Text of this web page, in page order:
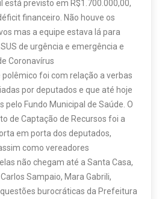
está previsto em R$1.700.000,00,
financeiro. Não houve os
mas a equipe estava lá para
de urgência e emergência e
Coronavírus
foi com relação a verbas
por deputados e que até hoje
pelo Fundo Municipal de Saúde. O
de Captação de Recursos foi a
em porta dos deputados,
como vereadores
não chegam até a Santa Casa,
Sampaio, Mara Gabrili,
burocráticas da Prefeitura